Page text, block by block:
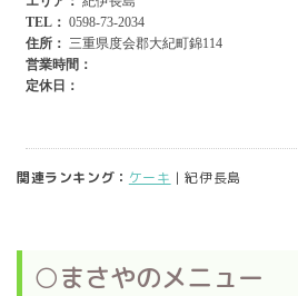
関連ランキング： ケーキ | 紀伊長島
○まさやのメニュー